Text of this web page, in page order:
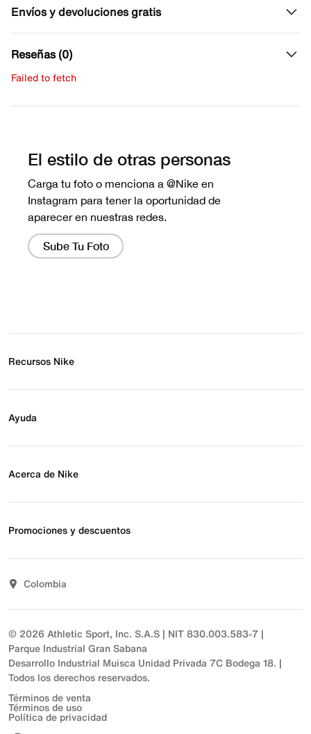
Envíos y devoluciones gratis
Reseñas (0)
Failed to fetch
Recursos Nike
Regístrate para recibir correos
Ayuda
Preguntas frecuentes
Devoluciones
Comunicate con nosotros
Acerca de Nike
Noticias
Sostenibilidad
Promociones y descuentos
T&C actividades comerciales
Colombia
© 2026 Athletic Sport, Inc. S.A.S | NIT 830.003.583-7 |
Parque Industrial Gran Sabana
Desarrollo Industrial Muisca Unidad Privada 7C Bodega 18. |
Todos los derechos reservados.
Términos de venta
Términos de uso
Política de privacidad